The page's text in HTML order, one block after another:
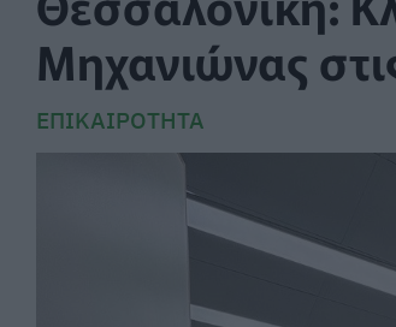
Μηχανιώνας
ΕΠΙΚΑΙΡΌΤΗΤΑ